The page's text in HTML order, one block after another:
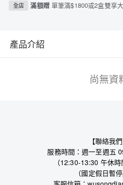
全店 滿額贈 單筆滿$1800或2盒雙享
產品介紹
尚無資
【聯絡我們
服務時間：週一至週五
（12:30-13:30 午休時
（國定假日暫停